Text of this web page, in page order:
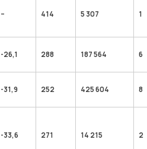
– 414 5 307 1
-26,1 288 187 564 6
-31,9 252 425 604 8
-33,6 271 14 215 2